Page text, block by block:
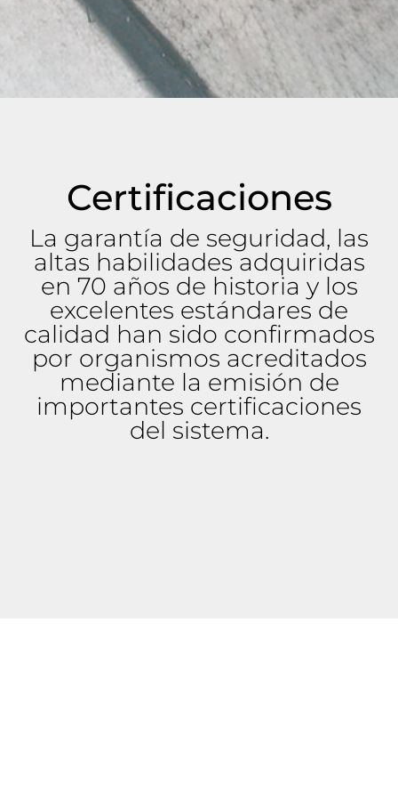
Certificaciones
La garantía de seguridad, las
altas habilidades adquiridas
en 70 años de historia y los
excelentes estándares de
calidad han sido confirmados
por organismos acreditados
mediante la emisión de
importantes certificaciones
del sistema.